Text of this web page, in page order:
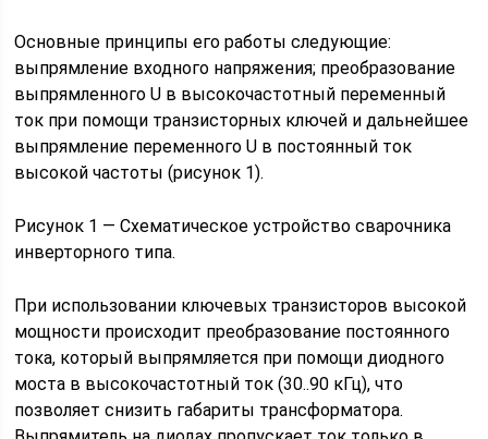
Основные принципы его работы следующие:
выпрямление входного напряжения; преобразование
выпрямленного U в высокочастотный переменный
ток при помощи транзисторных ключей и дальнейшее
выпрямление переменного U в постоянный ток
высокой частоты (рисунок 1).
Рисунок 1 — Схематическое устройство сварочника
инверторного типа.
При использовании ключевых транзисторов высокой
мощности происходит преобразование постоянного
тока, который выпрямляется при помощи диодного
моста в высокочастотный ток (30..90 кГц), что
позволяет снизить габариты трансформатора.